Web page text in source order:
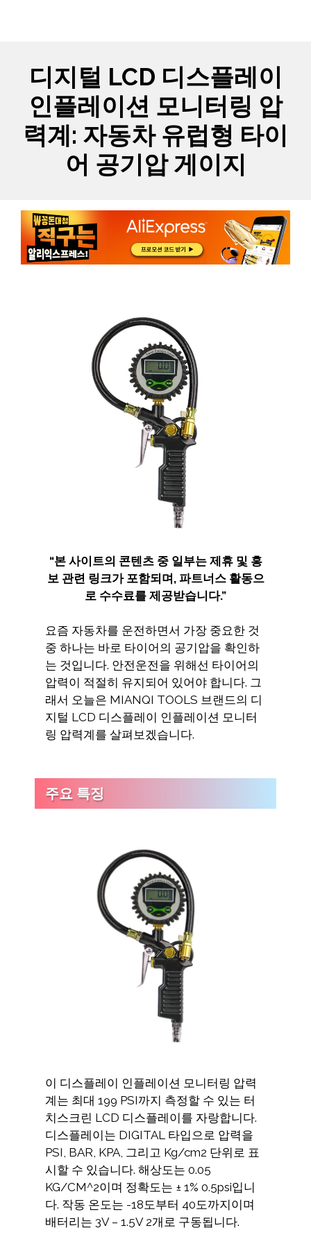
디지털 LCD 디스플레이
인플레이션 모니터링 압
력계: 자동차 유럽형 타이
어 공기압 게이지
“본 사이트의 콘텐츠 중 일부는 제휴 및 홍
보 관련 링크가 포함되며, 파트너스 활동으
로 수수료를 제공받습니다.”
요즘 자동차를 운전하면서 가장 중요한 것
중 하나는 바로 타이어의 공기압을 확인하
는 것입니다. 안전운전을 위해선 타이어의
압력이 적절히 유지되어 있어야 합니다. 그
래서 오늘은 MIANQI TOOLS 브랜드의 디
지털 LCD 디스플레이 인플레이션 모니터
링 압력계를 살펴보겠습니다.
주요 특징
이 디스플레이 인플레이션 모니터링 압력
계는 최대 199 PSI까지 측정할 수 있는 터
치스크린 LCD 디스플레이를 자랑합니다.
디스플레이는 DIGITAL 타입으로 압력을
PSI, BAR, KPA, 그리고 Kg/cm2 단위로 표
시할 수 있습니다. 해상도는 0.05
KG/CM^2이며 정확도는 ± 1% 0.5psi입니
다. 작동 온도는 -18도부터 40도까지이며
배터리는 3V – 1.5V 2개로 구동됩니다.